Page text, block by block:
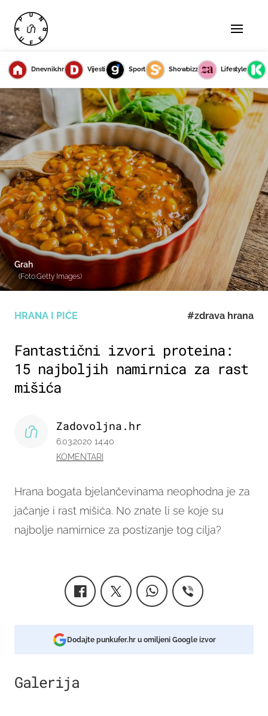
Dnevnik.hr Vijesti Sport Showbizz Lifestyle
HRANA I PIĆE #zdrava hrana
Fantastični izvori proteina:
15 najboljih namirnica za rast
mišića
Hrana bogata bjelančevinama neophodna je za
jačanje i rast mišića. No znate li se koje su
najbolje namirnice za postizanje tog cilja?
Zadovoljna.hr
6.03.2020 14:40
KOMENTARI
Grah
(Foto:Getty Images)
Dodajte punkufer.hr u omiljeni Google izvor
Galerija